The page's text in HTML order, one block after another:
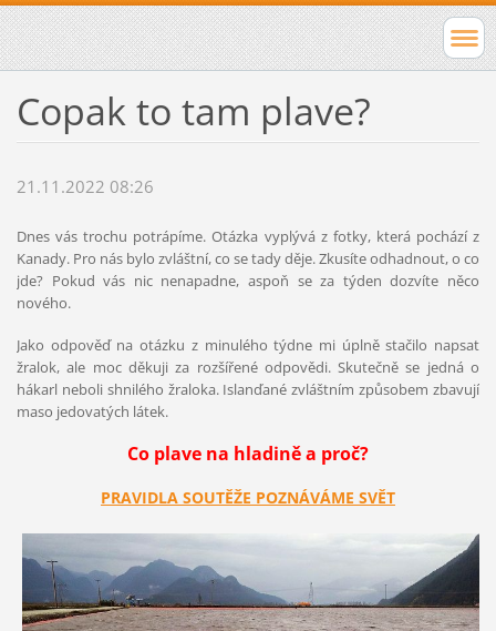
Copak to tam plave?
21.11.2022 08:26
Dnes vás trochu potrápíme. Otázka vyplývá z fotky, která pochází z
Kanady. Pro nás bylo zvláštní, co se tady děje. Zkusíte odhadnout, o co
jde? Pokud vás nic nenapadne, aspoň se za týden dozvíte něco
nového.
Jako odpověď na otázku z minulého týdne mi úplně stačilo napsat
žralok, ale moc děkuji za rozšířené odpovědi. Skutečně se jedná o
hákarl neboli shnilého žraloka. Islanďané zvláštním způsobem zbavují
maso jedovatých látek.
Co plave na hladině a proč?
PRAVIDLA SOUTĚŽE POZNÁVÁME SVĚT